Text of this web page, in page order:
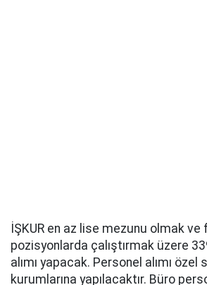
İŞKUR en az lise mezunu olmak ve
pozisyonlarda çalıştırmak üzere
alımı yapacak. Personel alımı özel
kurumlarına yapılacaktır. Büro